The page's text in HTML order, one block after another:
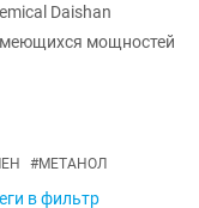
Daishan
мощностей
#МЕТАНОЛ
в фильтр